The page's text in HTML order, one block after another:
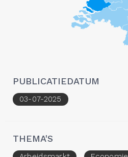
PUBLICATIEDATUM
03-07-2025
THEMA'S